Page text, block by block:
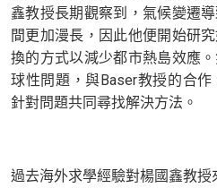
鑫教授長期觀察到，氣候變遷
間更加漫長，因此他便開始研
換的方式以減少都市熱島效應
球性問題，與Baser教授的合作
針對問題共同尋找解決方法。
過去海外求學經驗對楊國鑫教